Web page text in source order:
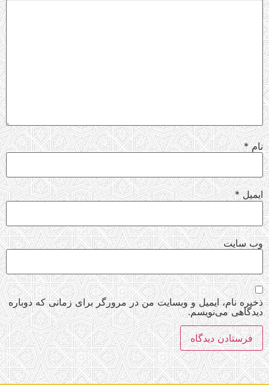
نام*
ایمیل*
وب‌ سایت
ذخیره نام، ایمیل و وبسایت من در مرورگر برای زمانی که دوباره
دیدگاهی می‌نویسم.